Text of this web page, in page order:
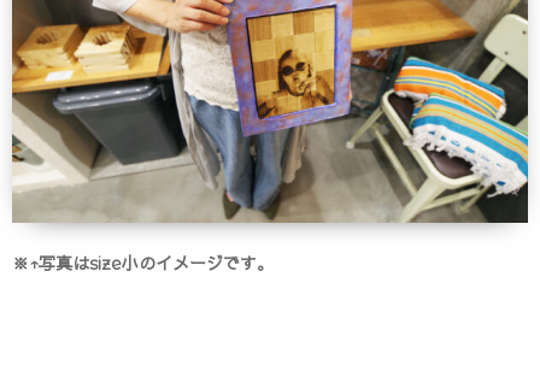
※↑写真はsize小のイメージです。